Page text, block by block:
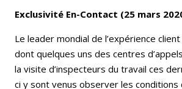
Exclusivité En-Contact (25 mars
Le leader mondial de l’expérience
dont quelques uns des centres
la visite d’inspecteurs du travail ces
ci y sont venus observer les